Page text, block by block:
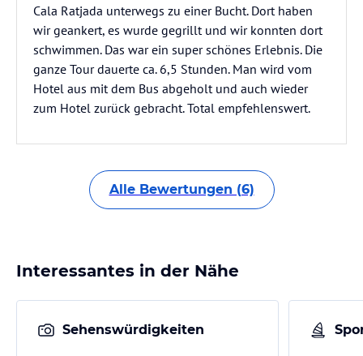
Cala Ratjada unterwegs zu einer Bucht. Dort haben
wir geankert, es wurde gegrillt und wir konnten dort
schwimmen. Das war ein super schönes Erlebnis. Die
ganze Tour dauerte ca. 6,5 Stunden. Man wird vom
Hotel aus mit dem Bus abgeholt und auch wieder
zum Hotel zurück gebracht. Total empfehlenswert.
Alle Bewertungen (6)
Interessantes in der Nähe
Sehenswürdigkeiten